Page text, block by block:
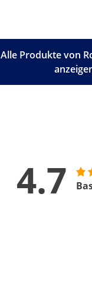
Alle Produkte von
4.7